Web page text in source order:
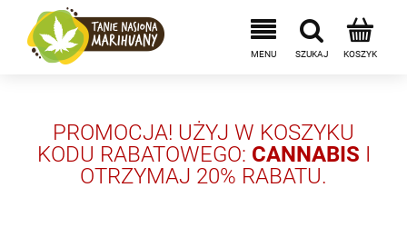
PROMOCJA! UŻYJ W KOSZYKU
KODU RABATOWEGO: CANNABIS I
OTRZYMAJ 20% RABATU.